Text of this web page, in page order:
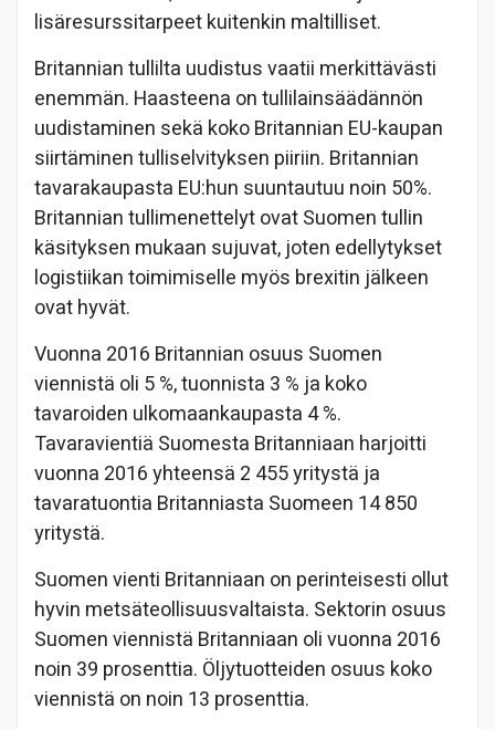
lisäresurssitarpeet kuitenkin maltilliset.
Britannian tullilta uudistus vaatii merkittävästi
enemmän. Haasteena on tullilainsäädännön
uudistaminen sekä koko Britannian EU-kaupan
siirtäminen tulliselvityksen piiriin. Britannian
tavarakaupasta EU:hun suuntautuu noin 50%.
Britannian tullimenettelyt ovat Suomen tullin
käsityksen mukaan sujuvat, joten edellytykset
logistiikan toimimiselle myös brexitin jälkeen
ovat hyvät.
Vuonna 2016 Britannian osuus Suomen
viennistä oli 5 %, tuonnista 3 % ja koko
tavaroiden ulkomaankaupasta 4 %.
Tavaravientiä Suomesta Britanniaan harjoitti
vuonna 2016 yhteensä 2 455 yritystä ja
tavaratuontia Britanniasta Suomeen 14 850
yritystä.
Suomen vienti Britanniaan on perinteisesti ollut
hyvin metsäteollisuusvaltaista. Sektorin osuus
Suomen viennistä Britanniaan oli vuonna 2016
noin 39 prosenttia. Öljytuotteiden osuus koko
viennistä on noin 13 prosenttia.